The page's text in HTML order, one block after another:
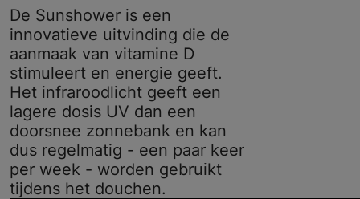
De Sunshower is een
innovatieve uitvinding die de
aanmaak van vitamine D
stimuleert en energie geeft.
Het infraroodlicht geeft een
lagere dosis UV dan een
doorsnee zonnebank en kan
dus regelmatig - een paar keer
per week - worden gebruikt
tijdens het douchen.